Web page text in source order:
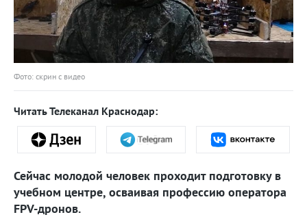
Фото: скрин с видео
Читать Телеканал Краснодар:
Сейчас молодой человек проходит подготовку в
учебном центре, осваивая профессию оператора
FPV-дронов.